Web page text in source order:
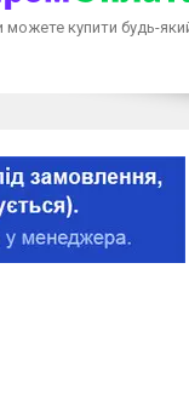
можете купити будь-